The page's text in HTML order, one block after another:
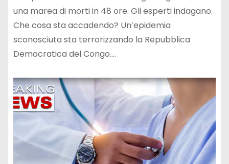
una marea di morti in 48 ore. Gli esperti indagano.
Che cosa sta accadendo? Un’epidemia
sconosciuta sta terrorizzando la Repubblica
Democratica del Congo.…